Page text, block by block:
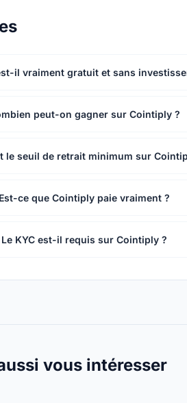
il vraiment gratuit et sans
peut-on gagner sur Cointiply ?
le seuil de retrait minimum sur
Est-ce que Cointiply paie vraiment ?
Le KYC est-il requis sur Cointiply ?
vous intéresser